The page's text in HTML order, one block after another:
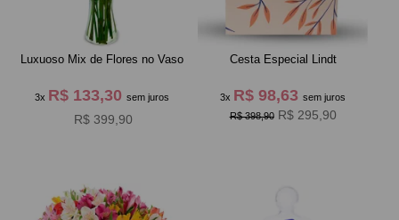
Luxuoso Mix de Flores no Vaso
3x R$ 133,30 sem juros
R$ 399,90
Cesta Especial Lindt
3x R$ 98,63sem juros
R$ 398,90 R$ 295,90